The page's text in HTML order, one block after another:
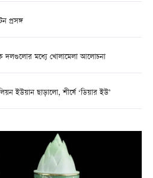
প্রসঙ্গ
দলগুলোর মধ্যে খোলামেলা আলোচনা
ইউয়ান ছাড়ালো, শীর্ষে ‘ডিয়ার ইউ’